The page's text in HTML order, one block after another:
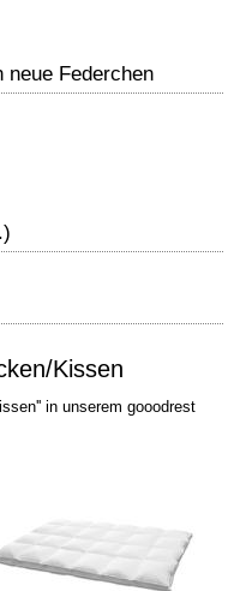
neue Federchen
Kissen
in unserem gooodrest